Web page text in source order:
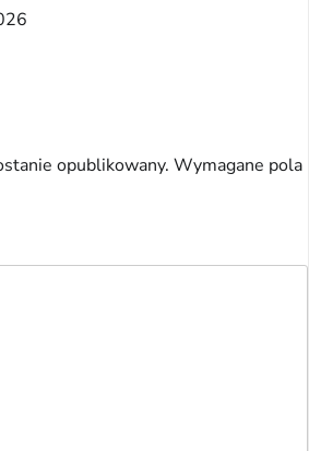
opublikowany. Wymagane pola